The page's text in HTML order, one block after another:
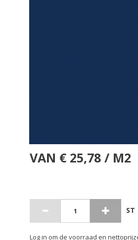
VAN € 25,78 / M2
ST
Log in om de voorraad en